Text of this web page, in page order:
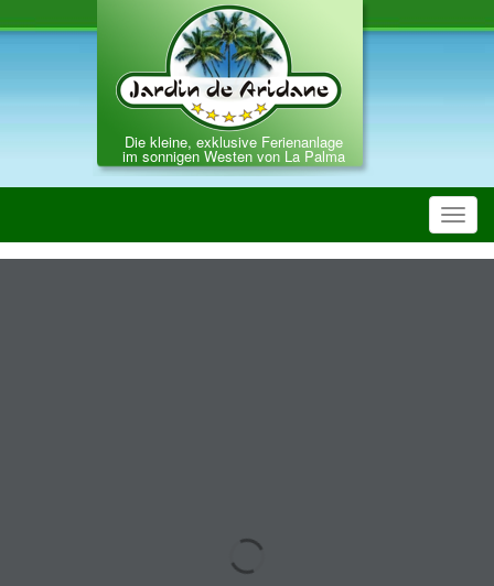
Die kleine, exklusive Ferienanlage
im sonnigen Westen von La Palma